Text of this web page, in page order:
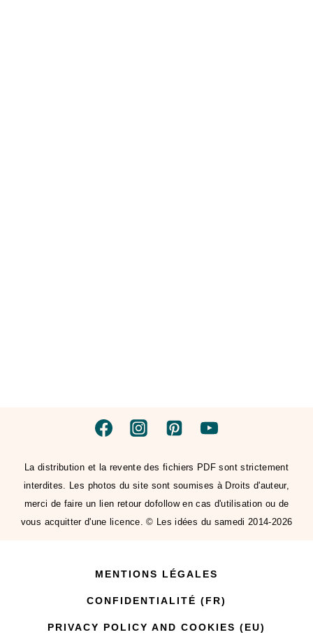
La distribution et la revente des fichiers PDF sont strictement
interdites. Les photos du site sont soumises à Droits d'auteur,
merci de faire un lien retour dofollow en cas d'utilisation ou de
vous acquitter d'une licence. © Les idées du samedi 2014-2026
MENTIONS LÉGALES
CONFIDENTIALITÉ (FR)
PRIVACY POLICY AND COOKIES (EU)